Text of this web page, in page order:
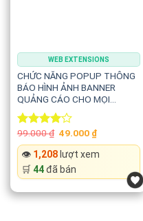
📱 Responsive hoàn toàn
Hiệu ứng hoạt động mượt
💻 Desktop
🖥️ Laptop
📟 Thiết bị hỗ trợ chuột
WEB EXTENSIONS
CHỨC NĂNG POPUP THÔNG
BÁO HÌNH ẢNH BANNER
QUẢNG CÁO CHO MỌI
WEBSITE
Rated
4.00out
of 5
99.000₫ Original
was:
99.000 ₫.
49.000 ₫Current
price
is:
49.000 ₫.
👁️ 1,208lượt xem
🛒 44đã bán